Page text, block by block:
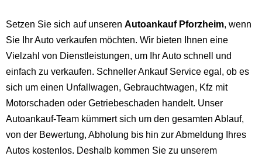
Setzen Sie sich auf unseren Autoankauf Pforzheim, wenn
Sie Ihr Auto verkaufen möchten. Wir bieten Ihnen eine
Vielzahl von Dienstleistungen, um Ihr Auto schnell und
einfach zu verkaufen. Schneller Ankauf Service egal, ob es
sich um einen Unfallwagen, Gebrauchtwagen, Kfz mit
Motorschaden oder Getriebeschaden handelt. Unser
Autoankauf-Team kümmert sich um den gesamten Ablauf,
von der Bewertung, Abholung bis hin zur Abmeldung Ihres
Autos kostenlos. Deshalb kommen Sie zu unserem